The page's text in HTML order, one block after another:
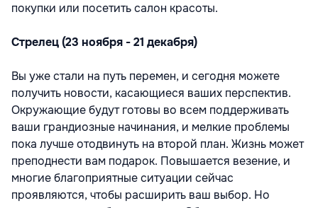
покупки или посетить салон красоты.
Стрелец (23 ноября - 21 декабря)
Вы уже стали на путь перемен, и сегодня можете
получить новости, касающиеся ваших перспектив.
Окружающие будут готовы во всем поддерживать
ваши грандиозные начинания, и мелкие проблемы
пока лучше отодвинуть на второй план. Жизнь может
преподнести вам подарок. Повышается везение, и
многие благоприятные ситуации сейчас
проявляются, чтобы расширить ваш выбор. Но